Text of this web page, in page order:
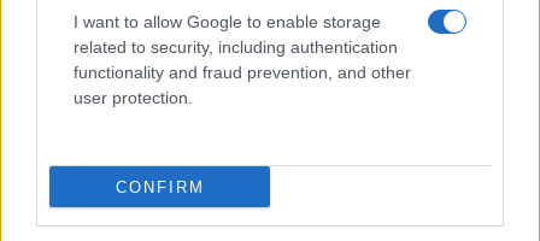
I want to allow Google to enable storage
related to security, including authentication
functionality and fraud prevention, and other
user protection.
CONFIRM
και εξυπηρέτηση) σε εταιρείες ταξί, φορείς
εκμετάλλευσης στόλου, τοπικές αρχές και
άλλους. Η ενσωμάτωση διαφορετικών
εφαρμογών και έργων σε ένα οικοσύστημα
κύκλου που θα επιτρέψει στη συνολική υποδομή
υδρογόνου να ωριμάσει περαιτέρω. Αυτή η
πρωτοβουλία αντιπροσωπεύει ένα ακόμη βήμα